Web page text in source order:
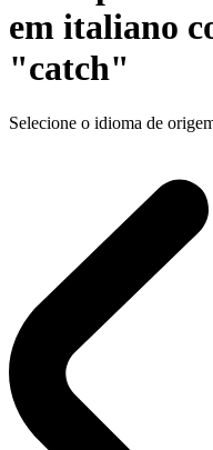
em italiano
"catch"
Selecione o idioma de